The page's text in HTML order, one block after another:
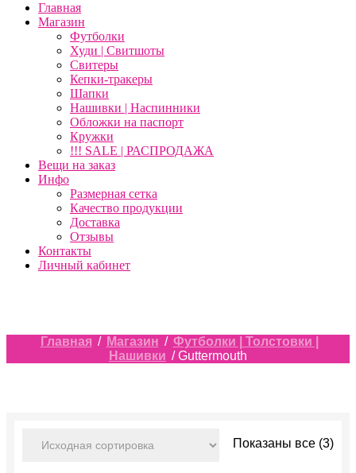
Главная
Магазин
Футболки
Худи | Свитшоты
Свитеры
Кепки-тракеры
Шапки
Нашивки | Наспинники
Обложки на паспорт
Кружки
!!! SALE | РАСПРОДАЖА
Вещи на заказ
Инфо
Размерная сетка
Качество продукции
Доставка
Отзывы
Контакты
Личный кабинет
Главная / Магазин / Футболки | Толстовки |
Нашивки / Guttermouth
Показаны все (3)